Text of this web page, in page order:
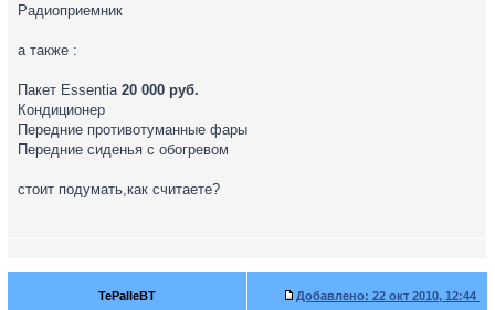
Радиоприемник
а также :
Пакет Essentia 20 000 руб.
Кондиционер
Передние противотуманные фары
Передние сиденья с обогревом
стоит подумать,как считаете?
TePaIIeBT Добавлено: 22 окт 2010, 12:44